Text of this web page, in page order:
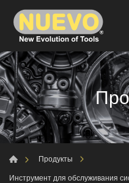
Продукты
Инструмент для обслуживания